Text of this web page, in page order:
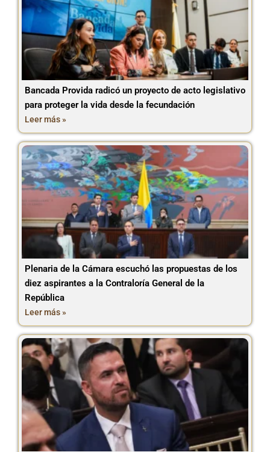
Bancada Provida radicó un proyecto de acto legislativo
para proteger la vida desde la fecundación
Leer más »
Plenaria de la Cámara escuchó las propuestas de los
diez aspirantes a la Contraloría General de la
República
Leer más »